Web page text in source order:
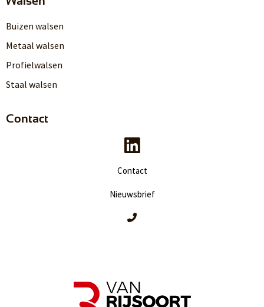
Buizen walsen
Metaal walsen
Profielwalsen
Staal walsen
Contact
Contact
Nieuwsbrief